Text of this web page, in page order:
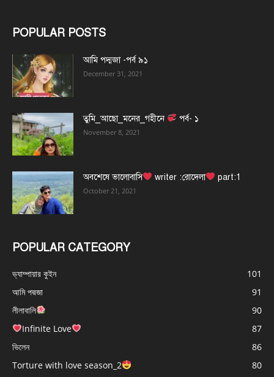
POPULAR POSTS
আমি পদ্মজা -পর্ব ৯১
December 31, 2021
তুমি_আছো_মনের_গহীনে পর্ব- ১
November 8, 2021
অবশেষে ভালোবাসি writer :রোদেলা part:1
October 21, 2021
POPULAR CATEGORY
ভ্যাম্পায়ার কুইন
101
আমি পদ্মজা
91
লীলাবালি
90
Infinite Love
87
ভিলেন
86
Torture with love season_2
80